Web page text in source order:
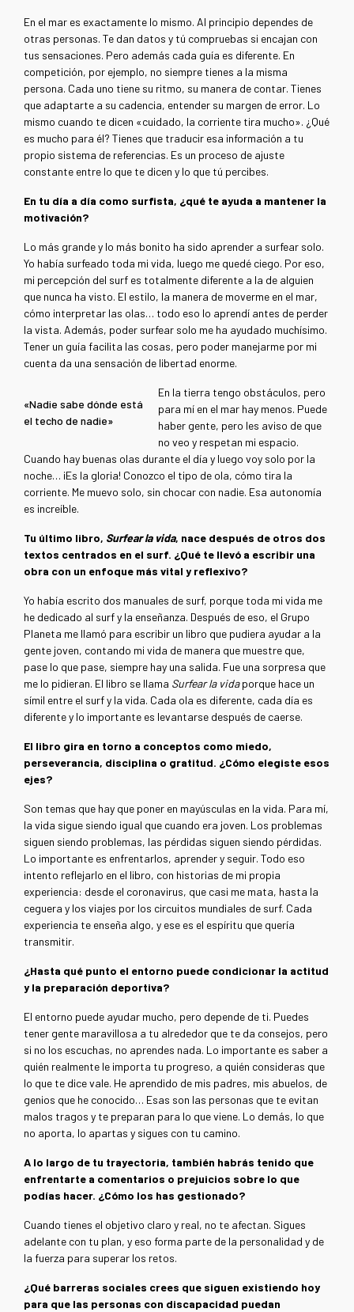
En el mar es exactamente lo mismo. Al principio dependes de
otras personas. Te dan datos y tú compruebas si encajan con
tus sensaciones. Pero además cada guía es diferente. En
competición, por ejemplo, no siempre tienes a la misma
persona. Cada uno tiene su ritmo, su manera de contar. Tienes
que adaptarte a su cadencia, entender su margen de error. Lo
mismo cuando te dicen «cuidado, la corriente tira mucho». ¿Qué
es mucho para él? Tienes que traducir esa información a tu
propio sistema de referencias. Es un proceso de ajuste
constante entre lo que te dicen y lo que tú percibes.
En tu día a día como surfista, ¿qué te ayuda a mantener la
motivación?
Lo más grande y lo más bonito ha sido aprender a surfear solo.
Yo había surfeado toda mi vida, luego me quedé ciego. Por eso,
mi percepción del surf es totalmente diferente a la de alguien
que nunca ha visto. El estilo, la manera de moverme en el mar,
cómo interpretar las olas… todo eso lo aprendí antes de perder
la vista. Además, poder surfear solo me ha ayudado muchísimo.
Tener un guía facilita las cosas, pero poder manejarme por mi
cuenta da una sensación de libertad enorme.
«Nadie sabe dónde está
el techo de nadie»
En la tierra tengo obstáculos, pero
para mí en el mar hay menos. Puede
haber gente, pero les aviso de que
no veo y respetan mi espacio.
Cuando hay buenas olas durante el día y luego voy solo por la
noche… ¡Es la gloria! Conozco el tipo de ola, cómo tira la
corriente. Me muevo solo, sin chocar con nadie. Esa autonomía
es increíble.
Tu último libro, Surfear la vida, nace después de otros dos
textos centrados en el surf. ¿Qué te llevó a escribir una
obra con un enfoque más vital y reflexivo?
Yo había escrito dos manuales de surf, porque toda mi vida me
he dedicado al surf y la enseñanza. Después de eso, el Grupo
Planeta me llamó para escribir un libro que pudiera ayudar a la
gente joven, contando mi vida de manera que muestre que,
pase lo que pase, siempre hay una salida. Fue una sorpresa que
me lo pidieran. El libro se llama Surfear la vidaporque hace un
símil entre el surf y la vida. Cada ola es diferente, cada día es
diferente y lo importante es levantarse después de caerse.
El libro gira en torno a conceptos como miedo,
perseverancia, disciplina o gratitud. ¿Cómo elegiste esos
ejes?
Son temas que hay que poner en mayúsculas en la vida. Para mí,
la vida sigue siendo igual que cuando era joven. Los problemas
siguen siendo problemas, las pérdidas siguen siendo pérdidas.
Lo importante es enfrentarlos, aprender y seguir. Todo eso
intento reflejarlo en el libro, con historias de mi propia
experiencia: desde el coronavirus, que casi me mata, hasta la
ceguera y los viajes por los circuitos mundiales de surf. Cada
experiencia te enseña algo, y ese es el espíritu que quería
transmitir.
¿Hasta qué punto el entorno puede condicionar la actitud
y la preparación deportiva?
El entorno puede ayudar mucho, pero depende de ti. Puedes
tener gente maravillosa a tu alrededor que te da consejos, pero
si no los escuchas, no aprendes nada. Lo importante es saber a
quién realmente le importa tu progreso, a quién consideras que
lo que te dice vale. He aprendido de mis padres, mis abuelos, de
genios que he conocido… Esas son las personas que te evitan
malos tragos y te preparan para lo que viene. Lo demás, lo que
no aporta, lo apartas y sigues con tu camino.
A lo largo de tu trayectoria, también habrás tenido que
enfrentarte a comentarios o prejuicios sobre lo que
podías hacer. ¿Cómo los has gestionado?
Cuando tienes el objetivo claro y real, no te afectan. Sigues
adelante con tu plan, y eso forma parte de la personalidad y de
la fuerza para superar los retos.
¿Qué barreras sociales crees que siguen existiendo hoy
para que las personas con discapacidad puedan